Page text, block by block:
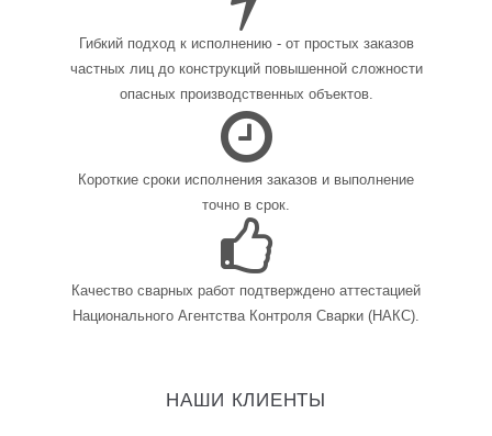
Гибкий подход к исполнению - от простых заказов
частных лиц до конструкций повышенной сложности
опасных производственных объектов.
Короткие сроки исполнения заказов и выполнение
точно в срок.
Качество сварных работ подтверждено аттестацией
Национального Агентства Контроля Сварки (НАКС).
НАШИ КЛИЕНТЫ